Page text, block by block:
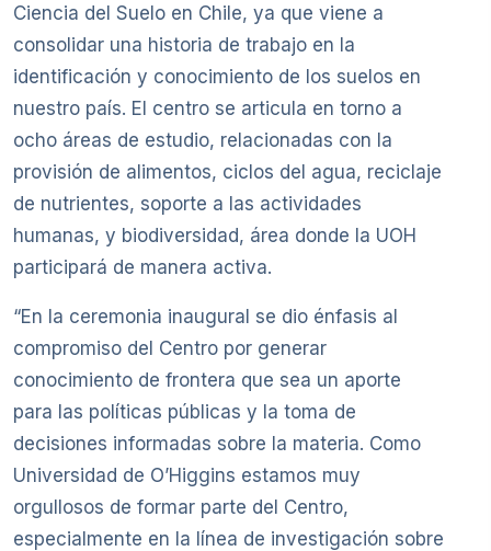
Ciencia del Suelo en Chile, ya que viene a
consolidar una historia de trabajo en la
identificación y conocimiento de los suelos en
nuestro país. El centro se articula en torno a
ocho áreas de estudio, relacionadas con la
provisión de alimentos, ciclos del agua, reciclaje
de nutrientes, soporte a las actividades
humanas, y biodiversidad, área donde la UOH
participará de manera activa.
“En la ceremonia inaugural se dio énfasis al
compromiso del Centro por generar
conocimiento de frontera que sea un aporte
para las políticas públicas y la toma de
decisiones informadas sobre la materia. Como
Universidad de O’Higgins estamos muy
orgullosos de formar parte del Centro,
especialmente en la línea de investigación sobre